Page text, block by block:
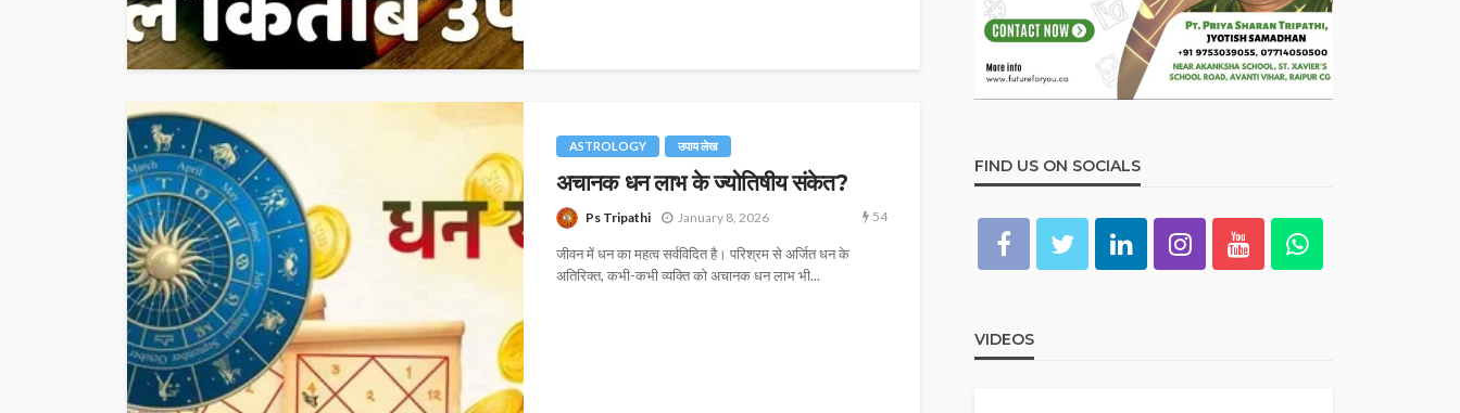
ASTROLOGY उपाय लेख
अचानक धन लाभ के ज्योतिषीय संकेत?
Ps Tripathi January 8, 2026 54
जीवन में धन का महत्व सर्वविदित है। परिश्रम से अर्जित धन के
अतिरिक्त, कभी-कभी व्यक्ति को अचानक धन लाभ भी...
FIND US ON SOCIALS
VIDEOS